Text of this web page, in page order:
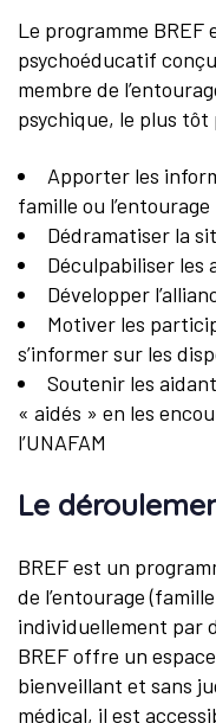
Le programme BREF
psychoéducatif
membre de
psychique, le plus tôt
Apporter les
famille ou l’entourage
Dédramatiser la
Déculpabiliser les
Développer
Motiver les
s’informer sur les
Soutenir les
« aidés » en les
l’UNAFAM
Le
BREF est un
de l’entourage
individuellement par
BREF offre un
bienveillant et sans
médical, il est